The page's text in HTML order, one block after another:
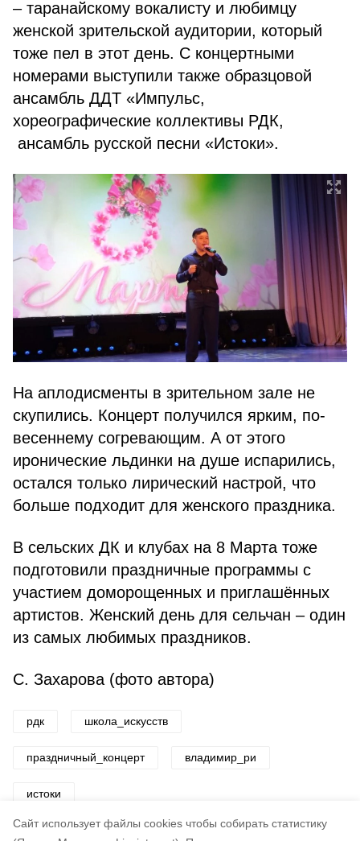
Cайт использует файлы cookies чтобы собирать статистику
– таранайскому вокалисту и любимцу
женской зрительской аудитории, который
тоже пел в этот день. С концертными
номерами выступили также образцовой
ансамбль ДДТ «Импульс,
хореографические коллективы РДК,
ансамбль русской песни «Истоки».
На аплодисменты в зрительном зале не
скупились. Концерт получился ярким, по-
весеннему согревающим. А от этого
иронические льдинки на душе испарились,
остался только лирический настрой, что
больше подходит для женского праздника.
В сельских ДК и клубах на 8 Марта тоже
подготовили праздничные программы с
участием доморощенных и приглашённых
артистов. Женский день для сельчан – один
из самых любимых праздников.
С. Захарова (фото автора)
рдк школа_искусств
праздничный_концерт владимир_ри
истоки